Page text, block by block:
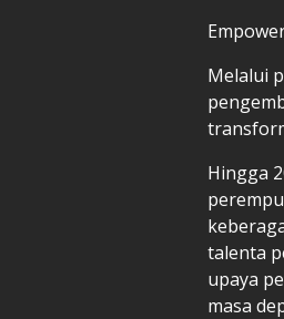
Melalui
Hingga
talenta
upaya
masa